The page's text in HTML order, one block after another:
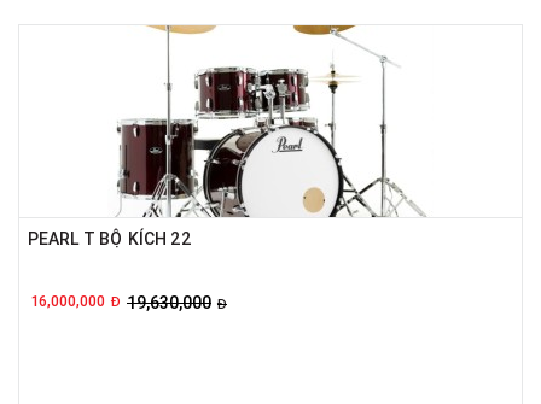
PEARL T BỘ KÍCH 22
16,000,000 Đ 19,630,000 Đ